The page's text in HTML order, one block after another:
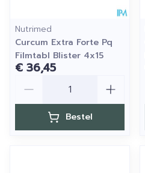
Nutrimed
Curcum Extra Forte Pq
Filmtabl Blister 4x15
€ 36,45
Bestel